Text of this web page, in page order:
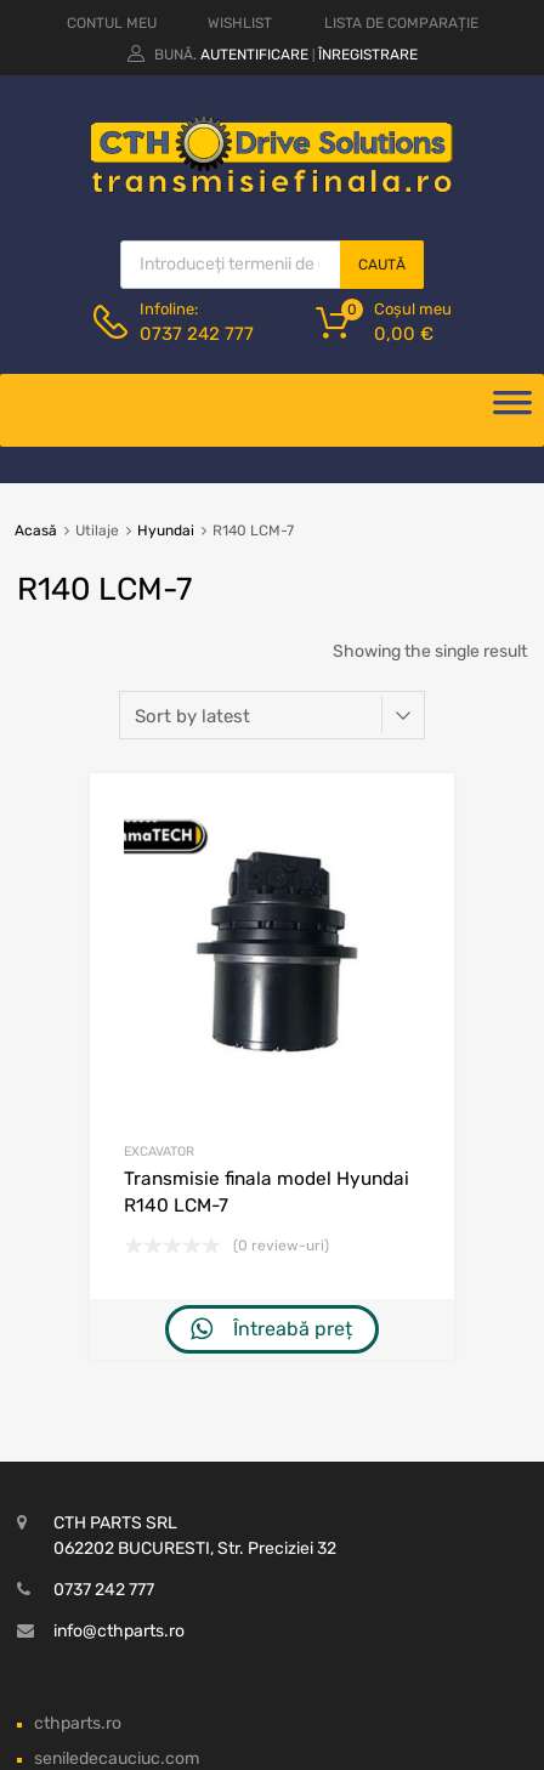
CONTUL MEU WISHLIST
LISTA DE COMPARAȚIE
BUNĂ. AUTENTIFICARE ÎNREGISTRARE
CAUTĂ
Infoline:
0737 242 777
Coșul meu
0,00 €
0
Acasă Utilaje Hyundai R140 LCM-7
R140 LCM-7
Showing the single result
EXCAVATOR
Transmisie finala model Hyundai
R140 LCM-7
(0 review-uri)
Întreabă preț
CTH PARTS SRL
062202 BUCURESTI, Str. Preciziei 32
0737 242 777
info@cthparts.ro
cthparts.ro
seniledecauciuc.com